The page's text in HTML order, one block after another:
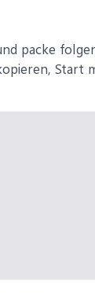
packe
Start